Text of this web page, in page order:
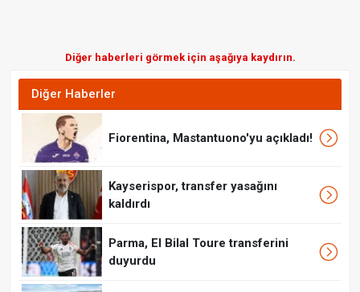
Diğer haberleri görmek için aşağıya kaydırın.
Diğer Haberler
Fiorentina, Mastantuono'yu açıkladı!
Kayserispor, transfer yasağını
kaldırdı
Parma, El Bilal Toure transferini
duyurdu